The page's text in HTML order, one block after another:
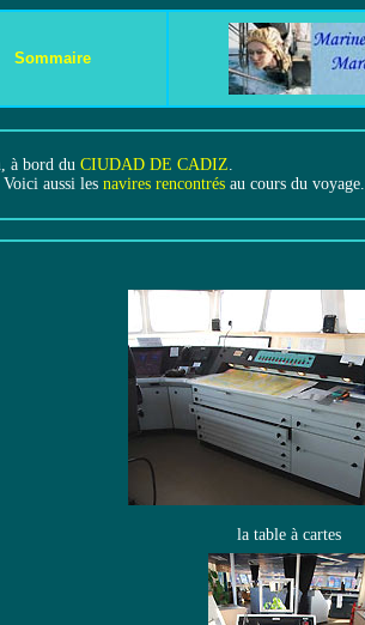
Sommaire
à bord du CIUDAD DE CADIZ.
aussi les navires rencontrés au cours du voyage.
la table à cartes